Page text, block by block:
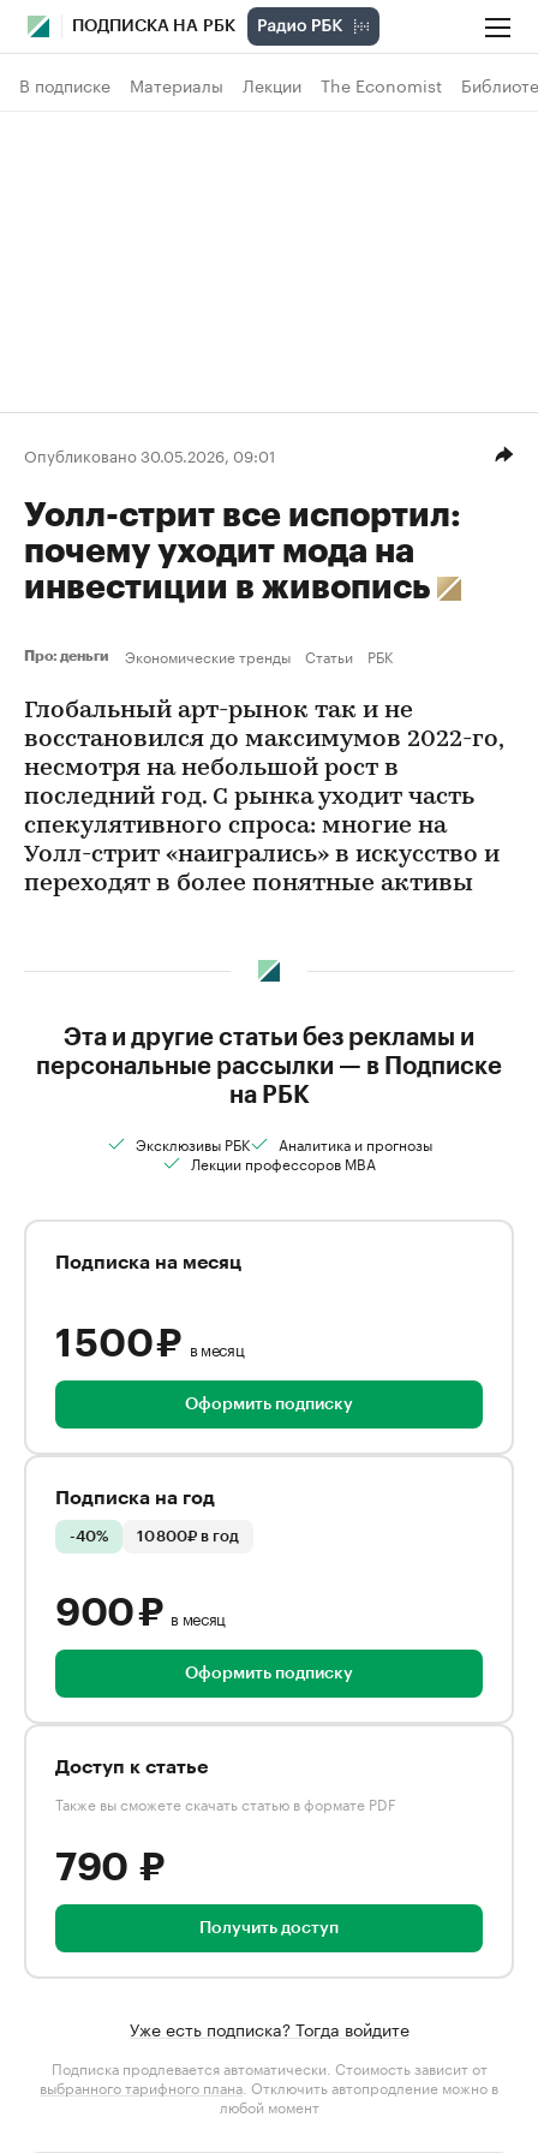
ПОДПИСКА НА РБК
В подписке Материалы Лекции The Economist
Опубликовано 30.05.2026, 09:01
Уолл-стрит все испортил:
почему уходит мода на
инвестиции в живопись
Про: деньги Экономические тренды Статьи РБК
Глобальный арт-рынок так и не
восстановился до максимумов 2022-го,
несмотря на небольшой рост в
последний год. С рынка уходит часть
спекулятивного спроса: многие на
Уолл-стрит «наигрались» в искусство и
переходят в более понятные активы
Эта и другие статьи без рекламы и
персональные рассылки — в Подписке
на РБК
Эксклюзивы РБК
Аналитика и прогнозы
Лекции профессоров MBA
Подписка на месяц
1 500 ₽ в месяц
Оформить подписку
Подписка на год
-40% 10 800₽ в год
900 ₽ в месяц
Оформить подписку
Доступ к статье
Также вы сможете скачать статью в формате PDF
790 ₽
Получить доступ
Уже есть подписка? Тогда войдите
Подписка продлевается автоматически. Стоимость зависит от
выбранного тарифного плана . Отключить автопродление можно в
любой момент